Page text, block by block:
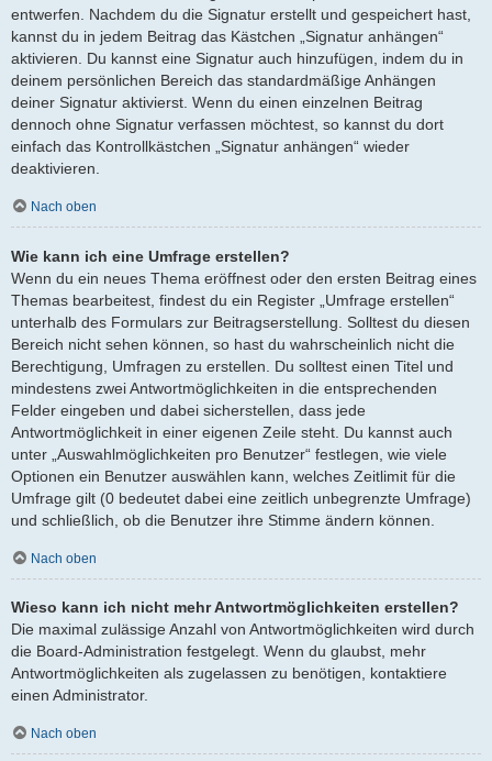
entwerfen. Nachdem du die Signatur erstellt und gespeichert hast,
kannst du in jedem Beitrag das Kästchen „Signatur anhängen“
aktivieren. Du kannst eine Signatur auch hinzufügen, indem du in
deinem persönlichen Bereich das standardmäßige Anhängen
deiner Signatur aktivierst. Wenn du einen einzelnen Beitrag
dennoch ohne Signatur verfassen möchtest, so kannst du dort
einfach das Kontrollkästchen „Signatur anhängen“ wieder
deaktivieren.
Nach oben
Wie kann ich eine Umfrage erstellen?
Wenn du ein neues Thema eröffnest oder den ersten Beitrag eines
Themas bearbeitest, findest du ein Register „Umfrage erstellen“
unterhalb des Formulars zur Beitragserstellung. Solltest du diesen
Bereich nicht sehen können, so hast du wahrscheinlich nicht die
Berechtigung, Umfragen zu erstellen. Du solltest einen Titel und
mindestens zwei Antwortmöglichkeiten in die entsprechenden
Felder eingeben und dabei sicherstellen, dass jede
Antwortmöglichkeit in einer eigenen Zeile steht. Du kannst auch
unter „Auswahlmöglichkeiten pro Benutzer“ festlegen, wie viele
Optionen ein Benutzer auswählen kann, welches Zeitlimit für die
Umfrage gilt (0 bedeutet dabei eine zeitlich unbegrenzte Umfrage)
und schließlich, ob die Benutzer ihre Stimme ändern können.
Nach oben
Wieso kann ich nicht mehr Antwortmöglichkeiten erstellen?
Die maximal zulässige Anzahl von Antwortmöglichkeiten wird durch
die Board-Administration festgelegt. Wenn du glaubst, mehr
Antwortmöglichkeiten als zugelassen zu benötigen, kontaktiere
einen Administrator.
Nach oben